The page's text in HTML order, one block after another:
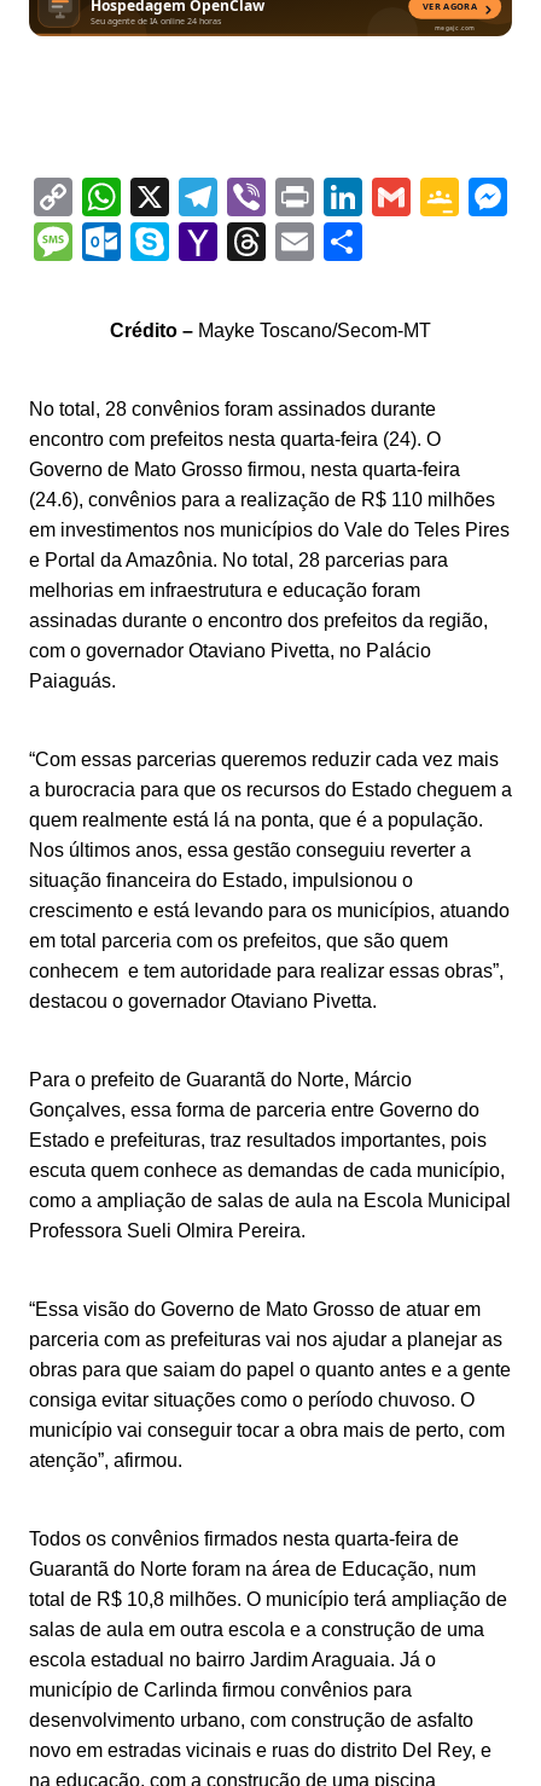
C
o
p
n
k
W
h
at
s
A
p
p
X T
el
e
gr
a
m
Vi
b
er
Pr
in
t
Li
n
k
dI
n
G
l
G
s
sr
o
m
M
M
a
g
e
O
lo
k.
c
o
m
S
y
e
Y
h
o
M
ai
l
T
e
d
s
E
ai
S
ar
Crédito – Mayke Toscano/Secom-MT
No total, 28 convênios foram assinados durante
encontro com prefeitos nesta quarta-feira (24). O
Governo de Mato Grosso firmou, nesta quarta-feira
(24.6), convênios para a realização de R$ 110 milhões
em investimentos nos municípios do Vale do Teles Pires
e Portal da Amazônia. No total, 28 parcerias para
melhorias em infraestrutura e educação foram
assinadas durante o encontro dos prefeitos da região,
com o governador Otaviano Pivetta, no Palácio
Paiaguás.
“Com essas parcerias queremos reduzir cada vez mais
a burocracia para que os recursos do Estado cheguem a
quem realmente está lá na ponta, que é a população.
Nos últimos anos, essa gestão conseguiu reverter a
situação financeira do Estado, impulsionou o
crescimento e está levando para os municípios, atuando
em total parceria com os prefeitos, que são quem
conhecem e tem autoridade para realizar essas obras”,
destacou o governador Otaviano Pivetta.
Para o prefeito de Guarantã do Norte, Márcio
Gonçalves, essa forma de parceria entre Governo do
Estado e prefeituras, traz resultados importantes, pois
escuta quem conhece as demandas de cada município,
como a ampliação de salas de aula na Escola Municipal
Professora Sueli Olmira Pereira.
“Essa visão do Governo de Mato Grosso de atuar em
parceria com as prefeituras vai nos ajudar a planejar as
obras para que saiam do papel o quanto antes e a gente
consiga evitar situações como o período chuvoso. O
município vai conseguir tocar a obra mais de perto, com
atenção”, afirmou.
Todos os convênios firmados nesta quarta-feira de
Guarantã do Norte foram na área de Educação, num
total de R$ 10,8 milhões. O município terá ampliação de
salas de aula em outra escola e a construção de uma
escola estadual no bairro Jardim Araguaia. Já o
município de Carlinda firmou convênios para
desenvolvimento urbano, com construção de asfalto
novo em estradas vicinais e ruas do distrito Del Rey, e
na educação, com a construção de uma piscina